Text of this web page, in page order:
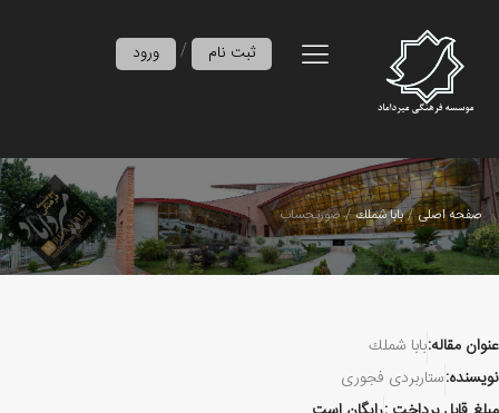
ورود / ثبت نام
صفحه اصلی بابا شملك صورتحساب
عنوان مقاله:بابا شملك
نویسنده:ستاربردی فجوری